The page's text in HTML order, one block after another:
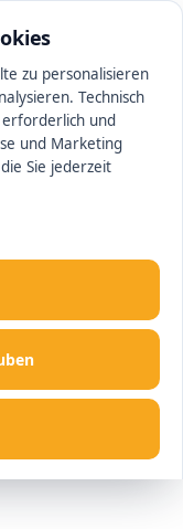
zu personalisieren
Technisch
und
und Marketing
Sie jederzeit